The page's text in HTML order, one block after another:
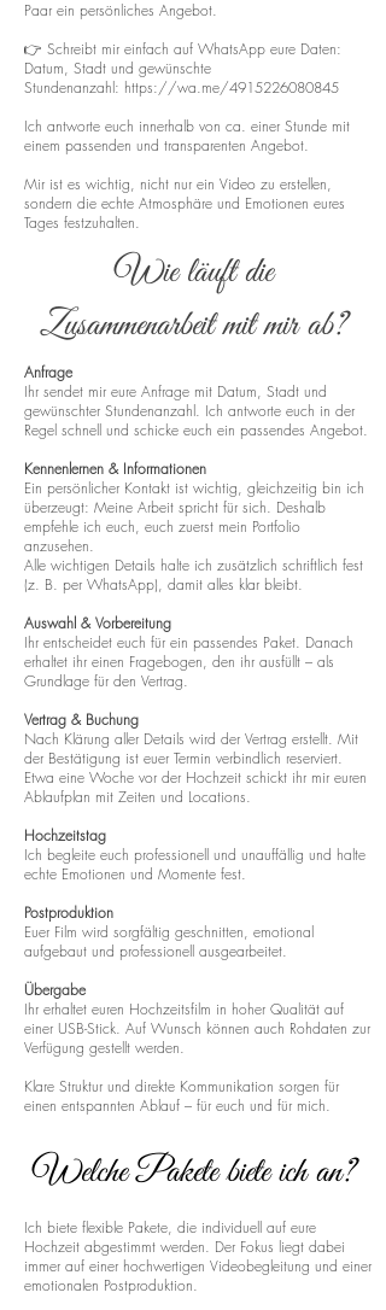
Paar ein persönliches Angebot.
👉 Schreibt mir einfach auf WhatsApp eure Daten:
Datum, Stadt und gewünschte
Stundenanzahl: https://wa.me/4915226080845
Ich antworte euch innerhalb von ca. einer Stunde mit
einem passenden und transparenten Angebot.
Mir ist es wichtig, nicht nur ein Video zu erstellen,
sondern die echte Atmosphäre und Emotionen eures
Tages festzuhalten.
Wie läuft die
Zusammenarbeit mit mir ab?
Anfrage
Ihr sendet mir eure Anfrage mit Datum, Stadt und
gewünschter Stundenanzahl. Ich antworte euch in der
Regel schnell und schicke euch ein passendes Angebot.
Kennenlernen & Informationen
Ein persönlicher Kontakt ist wichtig, gleichzeitig bin ich
überzeugt: Meine Arbeit spricht für sich. Deshalb
empfehle ich euch, euch zuerst mein Portfolio
anzusehen.
Alle wichtigen Details halte ich zusätzlich schriftlich fest
(z. B. per WhatsApp), damit alles klar bleibt.
Auswahl & Vorbereitung
Ihr entscheidet euch für ein passendes Paket. Danach
erhaltet ihr einen Fragebogen, den ihr ausfüllt – als
Grundlage für den Vertrag.
Vertrag & Buchung
Nach Klärung aller Details wird der Vertrag erstellt. Mit
der Bestätigung ist euer Termin verbindlich reserviert.
Etwa eine Woche vor der Hochzeit schickt ihr mir euren
Ablaufplan mit Zeiten und Locations.
Hochzeitstag
Ich begleite euch professionell und unauffällig und halte
echte Emotionen und Momente fest.
Postproduktion
Euer Film wird sorgfältig geschnitten, emotional
aufgebaut und professionell ausgearbeitet.
Übergabe
Ihr erhaltet euren Hochzeitsfilm in hoher Qualität auf
einer USB-Stick. Auf Wunsch können auch Rohdaten zur
Verfügung gestellt werden.
Klare Struktur und direkte Kommunikation sorgen für
einen entspannten Ablauf – für euch und für mich.
Welche Pakete biete ich an?
Ich biete flexible Pakete, die individuell auf eure
Hochzeit abgestimmt werden. Der Fokus liegt dabei
immer auf einer hochwertigen Videobegleitung und einer
emotionalen Postproduktion.